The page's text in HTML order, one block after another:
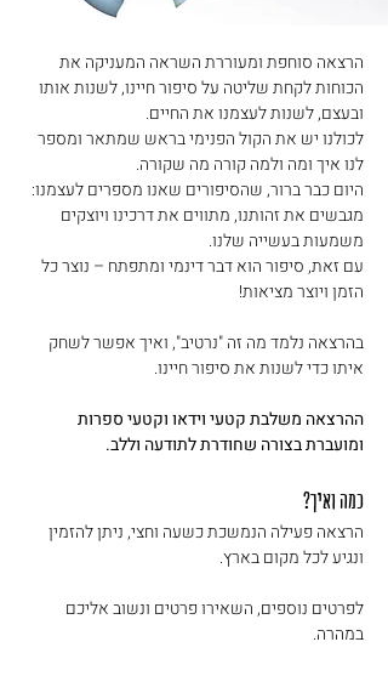
הרצאה סוחפת ומעוררת השראה המעניקה את
הכוחות לקחת שליטה על סיפור חיינו, לשנות אותו
ובעצם, לשנות לעצמנו את החיים.
לכולנו יש את הקול הפנימי בראש שמתאר ומספר
לנו איך ומה ולמה קורה מה שקורה.
היום כבר ברור, שהסיפורים שאנו מספרים לעצמנו:
מגבשים את זהותנו, מתווים את דרכינו ויוצקים
משמעות בעשייה שלנו.
עם זאת, סיפור הוא דבר דינמי ומתפתח – נוצר כל
הזמן ויוצר מציאות!
בהרצאה נלמד מה זה "נרטיב", ואיך אפשר לשחק
איתו כדי לשנות את סיפור חיינו.
ההרצאה משלבת קטעי וידאו וקטעי ספרות
ומועברת בצורה שחודרת לתודעה וללב.
כמה ואיך?
הרצאה פעילה הנמשכת כשעה וחצי, ניתן להזמין
ונגיע לכל מקום בארץ.
לפרטים נוספים, השאירו פרטים ונשוב אליכם
במהרה.